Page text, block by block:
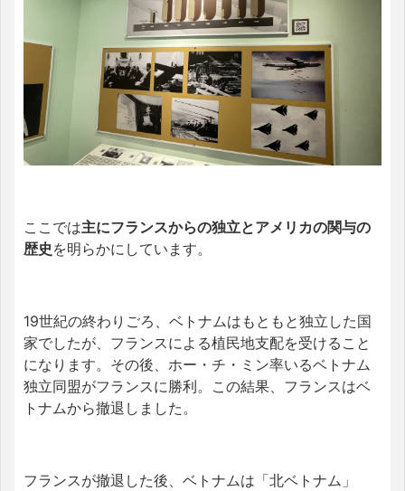
ここでは主にフランスからの独立とアメリカの関与の
歴史 を明らかにしています。
19世紀の終わりごろ、ベトナムはもともと独立した国
家でしたが、フランスによる植民地支配を受けること
になります。その後、ホー・チ・ミン率いるベトナム
独立同盟がフランスに勝利。この結果、フランスはベ
トナムから撤退しました。
フランスが撤退した後、ベトナムは「北ベトナム」